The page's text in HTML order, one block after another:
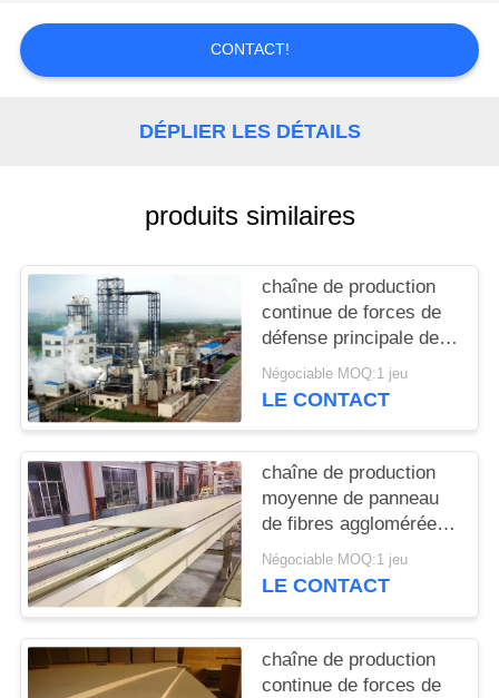
DEMANDER
UN DEVIS
SITE
PRIVACY
POLICY
CONTACT!
DÉPLIER LES DÉTAILS
produits similaires
chaîne de production
continue de forces de
défense principale de
presse des pieds 4x8
(panneau de fibres
Négociable MOQ:1 jeu
LE CONTACT
chaîne de production
moyenne de panneau
de fibres agglomérées
de densité des forces
de défense principale
Négociable MOQ:1 jeu
LE CONTACT
chaîne de production
continue de forces de